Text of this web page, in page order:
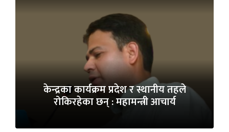
केन्द्रका कार्यक्रम प्रदेश र स्थानीय तहले
रोकिरहेका छन् : महामन्त्री आचार्य